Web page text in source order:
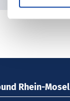
Rhein-Mosel